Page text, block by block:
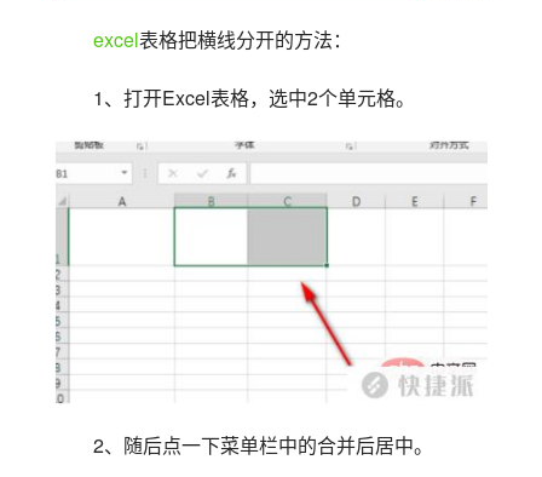
excel表格把横线分开的方法：
1、打开Excel表格，选中2个单元格。
2、随后点一下菜单栏中的合并后居中。